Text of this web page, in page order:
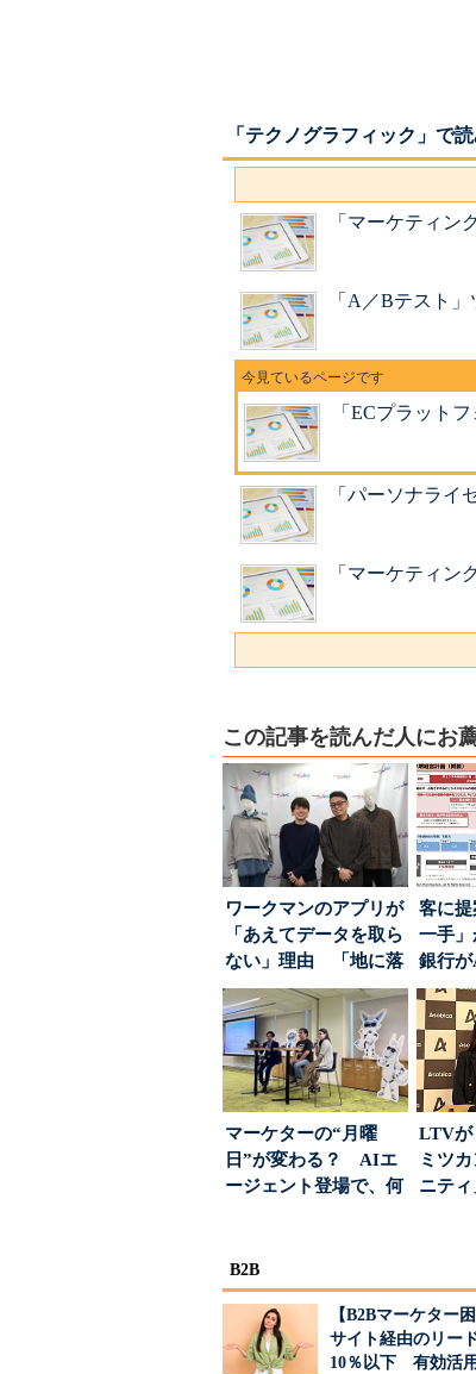
「テクノグラフィック」で
「マーケティン
「A／Bテスト
「ECプラット
「パーソナライ
「マーケティン
この記事を読んだ人にお
ワークマンのアプリが
「あえてデータを取ら
ない」理由 「地に落
ちた顧客満足度」を
引...
客に
一手
銀行
る
マーケターの“月曜
日”が変わる？ AIエ
ージェント登場で、何
LTV
ミツ
ニティ
B2B
【B2Bマーケター
サイト経由のリー
10％以下 有効活